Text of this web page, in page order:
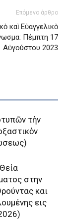
Επόμενο άρθρο
καὶ Εὐαγγελικὸ
Πέμπτη 17
Αὐγούστου 2023
τὴν
στην
και
εις